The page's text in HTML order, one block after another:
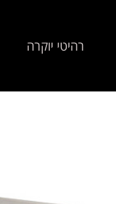
רהיטי יוקרה